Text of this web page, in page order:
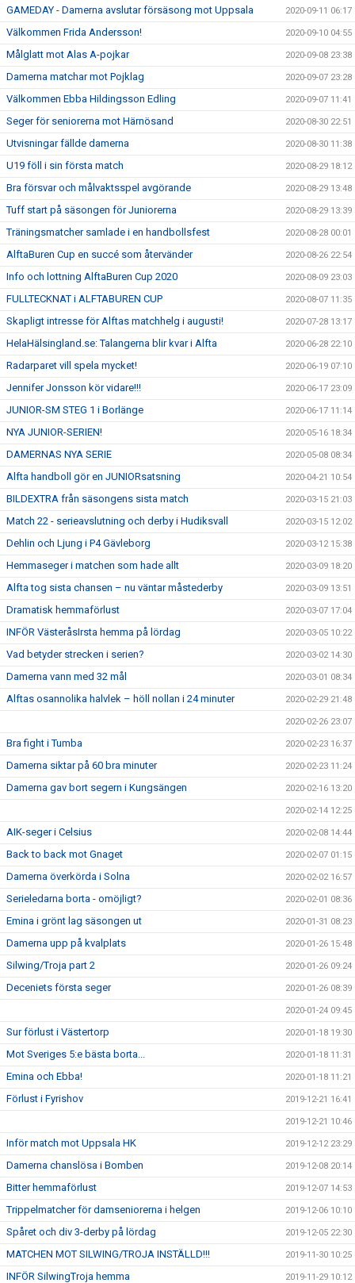
GAMEDAY - Damerna avslutar försäsong mot Uppsala 2020-09-11 06:17
Välkommen Frida Andersson! 2020-09-10 04:55
Målglatt mot Alas A-pojkar 2020-09-08 23:38
Damerna matchar mot Pojklag 2020-09-07 23:28
Välkommen Ebba Hildingsson Edling 2020-09-07 11:41
Seger för seniorerna mot Härnösand 2020-08-30 22:51
Utvisningar fällde damerna 2020-08-30 11:38
U19 föll i sin första match 2020-08-29 18:12
Bra försvar och målvaktsspel avgörande 2020-08-29 13:48
Tuff start på säsongen för Juniorerna 2020-08-29 13:39
Träningsmatcher samlade i en handbollsfest 2020-08-28 00:01
AlftaBuren Cup en succé som återvänder 2020-08-26 22:54
Info och lottning AlftaBuren Cup 2020 2020-08-09 23:03
FULLTECKNAT i ALFTABUREN CUP 2020-08-07 11:35
Skapligt intresse för Alftas matchhelg i augusti! 2020-07-28 13:17
HelaHälsingland.se: Talangerna blir kvar i Alfta 2020-06-28 22:10
Radarparet vill spela mycket! 2020-06-19 07:10
Jennifer Jonsson kör vidare!!! 2020-06-17 23:09
JUNIOR-SM STEG 1 i Borlänge 2020-06-17 11:14
NYA JUNIOR-SERIEN! 2020-05-16 18:34
DAMERNAS NYA SERIE 2020-05-08 08:34
Alfta handboll gör en JUNIORsatsning 2020-04-21 10:54
BILDEXTRA från säsongens sista match 2020-03-15 21:03
Match 22 - serieavslutning och derby i Hudiksvall 2020-03-15 12:02
Dehlin och Ljung i P4 Gävleborg 2020-03-12 15:38
Hemmaseger i matchen som hade allt 2020-03-09 18:20
Alfta tog sista chansen – nu väntar måstederby 2020-03-09 13:51
Dramatisk hemmaförlust 2020-03-07 17:04
INFÖR VästeråsIrsta hemma på lördag 2020-03-05 10:22
Vad betyder strecken i serien? 2020-03-02 14:30
Damerna vann med 32 mål 2020-03-01 08:34
Alftas osannolika halvlek – höll nollan i 24 minuter 2020-02-29 21:48
2020-02-26 23:07
Bra fight i Tumba 2020-02-23 16:37
Damerna siktar på 60 bra minuter 2020-02-23 11:24
Damerna gav bort segern i Kungsängen 2020-02-16 13:20
2020-02-14 12:25
AIK-seger i Celsius 2020-02-08 14:44
Back to back mot Gnaget 2020-02-07 01:15
Damerna överkörda i Solna 2020-02-02 16:57
Serieledarna borta - omöjligt? 2020-02-01 08:36
Emina i grönt lag säsongen ut 2020-01-31 08:23
Damerna upp på kvalplats 2020-01-26 15:48
Silwing/Troja part 2 2020-01-26 09:24
Deceniets första seger 2020-01-26 08:39
2020-01-24 09:45
Sur förlust i Västertorp 2020-01-18 19:30
Mot Sveriges 5:e bästa borta... 2020-01-18 11:31
Emina och Ebba! 2020-01-18 11:21
Förlust i Fyrishov 2019-12-21 16:41
2019-12-21 10:46
Inför match mot Uppsala HK 2019-12-12 23:29
Damerna chanslösa i Bomben 2019-12-08 20:14
Bitter hemmaförlust 2019-12-07 14:53
Trippelmatcher för damseniorerna i helgen 2019-12-06 10:10
Spåret och div 3-derby på lördag 2019-12-05 22:30
MATCHEN MOT SILWING/TROJA INSTÄLLD!!! 2019-11-30 10:25
INFÖR SilwingTroja hemma 2019-11-29 10:12